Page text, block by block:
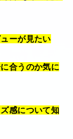
ーが見たい
合うのか気に
感について知